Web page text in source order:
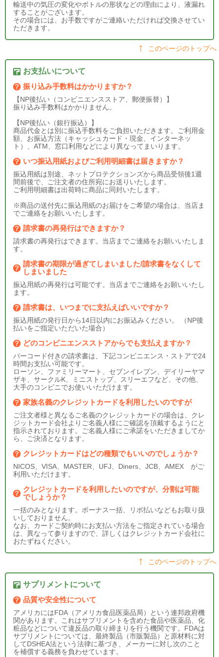
輸送中の気圧の変化やボトルの形状などの理由により、液漏れ
することがございます。
その場合には、お手数ですがご連絡いただければ交換させてい
ただきます。
このページのトップへ
お支払いについて
振り込み手数料はかかりますか？
【NP後払い（コンビニエンスストア、郵便振替）】
振り込み手数料はかかりません。
【NP後払い（銀行振込）】
商品代金とは別に振込手数料をご負担いただきます。ご利用金
額、お振込方法（キャッシュカード・現金、インターネッ
ト）、ATM、窓口利用などにより異なってまいります。
いつ振込用紙およびご利用明細書は届きますか？
振込用紙は別途、ネットプロテクションズから商品受領後1週
間前後で、ご注文者の住所宛にお送りいたします。
ご利用明細書は出荷時に商品に同封いたします。
※商品の送付先に振込用紙のお届けをご希望の場合は、当店ま
でご連絡をお願いいたします。
請求書の再発行はできますか？
請求書の再発行はできます。当店までご連絡をお願いいたしま
す。
請求書の期限が過ぎてしまいました/請求書をなくして
しまいました
振込用紙の再発行は可能です。当店までご連絡をお願いいたし
ます。
請求書は、いつまでに支払えばいいですか？
振込用紙の発行日から14日以内にお振込みください。 （NP後
払いをご指定いただいた場合）
どのコンビニエンスストアからでも支払えますか？
バーコード付きの請求書は、下記コンビニエンス・ストアで24
時間お支払い可能です。
ローソン、ファミリーマート、セブンイレブン、デイリーヤマ
ザキ、サークルK、ミニストップ、スリーエフなど、その他、
大手のコンビニでお使いいただけます。
家族名義のクレジットカードを利用したいのですが
ご注文者様と異なるご名義のクレジットカードの場合は、クレ
ジットカード会社よりご名義人様にご確認を頂戴するようにと
指示されております。ご名義人様にご承諾をいただきましてか
ら、ご決済となります。
クレジットカードはどの種類でもいいのでしょうか？
NICOS、VISA、MASTER、UFJ、Diners、JCB、AMEX がご
利用いただけます。
クレジットカードを利用したいのですが、分割は可能
でしょうか？
一括のみとなります。ボーナス一括、リボ払いなどもお取り扱
いしておりません。
なお、カードご契約時にお支払い方法をご指定されている場合
は、異なって参りますので、詳しくはクレジットカード会社に
おたずねください。
このページのトップへ
サプリメントについて
品質や安全性について
アメリカにはFDA（アメリカ食品医薬品局）という連邦政府機
関があります。これはサプリメントを含めた食品や医薬品、化
粧品などについて違反品の取り締まりを行う機関です。FDAは
サプリメントについては、最終製品（市販製品）と原材料に対
してDSHEA法という法律に基づき、メーカーに対し次のこと
を補償する義務を負わせています。